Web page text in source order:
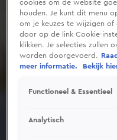
Deze video is niet
cookies om de website
houden. Je kunt dit menu
om je keuzes te wijzigen
door op de link Cookie-
klikken. Je selecties zullen
worden doorgevoerd.
meer informatie.
Bekijk
Functioneel & Essentieel
Analytisch